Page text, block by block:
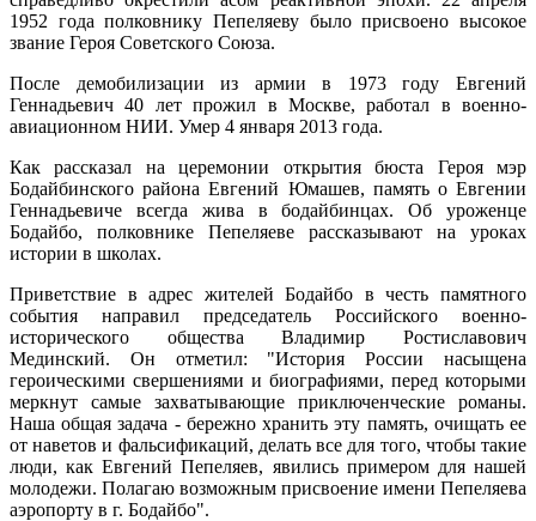
1952 года полковнику Пепеляеву было присвоено высокое
звание Героя Советского Союза.
После демобилизации из армии в 1973 году Евгений
Геннадьевич 40 лет прожил в Москве, работал в военно-
авиационном НИИ. Умер 4 января 2013 года.
Как рассказал на церемонии открытия бюста Героя мэр
Бодайбинского района Евгений Юмашев, память о Евгении
Геннадьевиче всегда жива в бодайбинцах. Об уроженце
Бодайбо, полковнике Пепеляеве рассказывают на уроках
истории в школах.
Приветствие в адрес жителей Бодайбо в честь памятного
события направил председатель Российского военно-
исторического общества Владимир Ростиславович
Мединский. Он отметил: "История России насыщена
героическими свершениями и биографиями, перед которыми
меркнут самые захватывающие приключенческие романы.
Наша общая задача - бережно хранить эту память, очищать ее
от наветов и фальсификаций, делать все для того, чтобы такие
люди, как Евгений Пепеляев, явились примером для нашей
молодежи. Полагаю возможным присвоение имени Пепеляева
аэропорту в г. Бодайбо".